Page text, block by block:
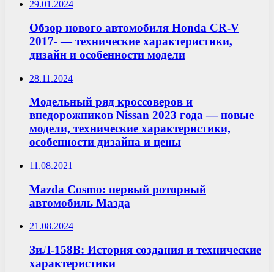
29.01.2024
Обзор нового автомобиля Honda CR-V
2017- — технические характеристики,
дизайн и особенности модели
28.11.2024
Модельный ряд кроссоверов и
внедорожников Nissan 2023 года — новые
модели, технические характеристики,
особенности дизайна и цены
11.08.2021
Mazda Cosmo: первый роторный
автомобиль Мазда
21.08.2024
ЗиЛ-158В: История создания и технические
характеристики